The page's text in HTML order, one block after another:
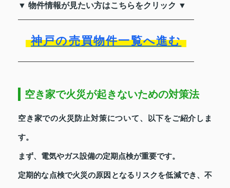
▼ 物件情報が見たい方はこちらをクリック ▼
神戸の売買物件一覧へ進む
空き家で火災が起きないための対策法
空き家での火災防止対策について、以下をご紹介しま
す。
まず、電気やガス設備の定期点検が重要です。
定期的な点検で火災の原因となるリスクを低減でき、不